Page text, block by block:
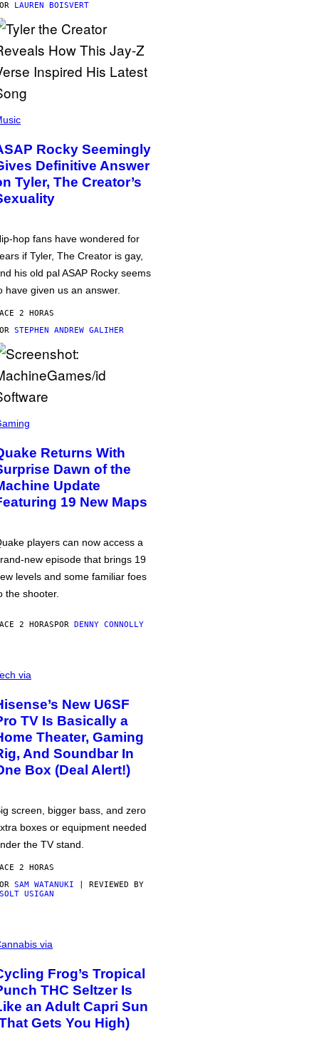
LAUREN BOISVERT
Rocky Seemingly
Definitive Answer
Tyler, The Creator’s
hop fans have wondered for
if Tyler, The Creator is gay,
his old pal ASAP Rocky seems
have given us an answer.
2 HORAS
STEPHEN ANDREW GALIHER
Returns With
Dawn of the
Update
19 New Maps
players can now access a
new episode that brings 19
levels and some familiar foes
the shooter.
2 HORASPOR DENNY CONNOLLY
via
New U6SF
TV Is Basically a
Theater, Gaming
And Soundbar In
Box (Deal Alert!)
screen, bigger bass, and zero
boxes or equipment needed
the TV stand.
2 HORAS
SAM WATANUKI | REVIEWED BY
USIGAN
via
Frog’s Tropical
THC Seltzer Is
an Adult Capri Sun
Gets You High)